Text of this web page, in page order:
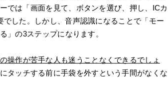
では「画面を見て、ボタンを選び、押し、ICカ
した。しかし、音声認識になることで「モー
」の3ステップになります。
操作が苦手な人も迷うことなくできるでしょ
タッチする前に手袋を外すという手間がなくな